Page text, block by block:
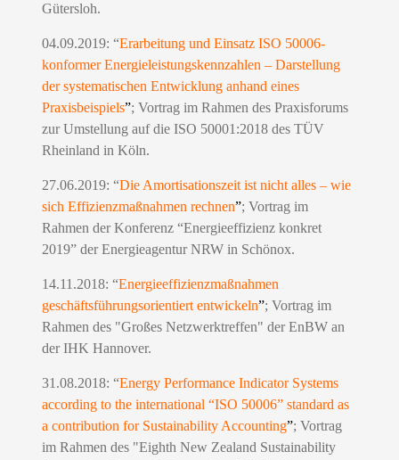
Gütersloh.
04.09.2019: “Erarbeitung und Einsatz ISO 50006-
konformer Energieleistungskennzahlen – Darstellung
der systematischen Entwicklung anhand eines
Praxisbeispiels”; Vortrag im Rahmen des Praxisforums
zur Umstellung auf die ISO 50001:2018 des TÜV
Rheinland in Köln.
27.06.2019: “Die Amortisationszeit ist nicht alles – wie
sich Effizienzmaßnahmen rechnen”; Vortrag im
Rahmen derKonferenz “Energieeffizienz konkret
2019” der Energieagentur NRW in Schönox.
14.11.2018: “Energieeffizienzmaßnahmen
geschäftsführungsorientiert entwickeln”; Vortrag im
Rahmen des "Großes Netzwerktreffen" der EnBW an
der IHK Hannover.
31.08.2018: “Energy Performance Indicator Systems
according to the international “ISO 50006” standard as
a contribution for Sustainability Accounting”; Vortrag
im Rahmen des "Eighth New Zealand Sustainability